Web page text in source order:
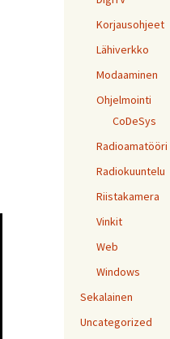
Korjausohjeet
Lähiverkko
Modaaminen
Ohjelmointi
CoDeSys
Radioamatööri
Radiokuuntelu
Riistakamera
Vinkit
Web
Windows
Sekalainen
Uncategorized